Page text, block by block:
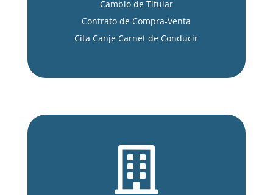
Cambio de Titular
Contrato de Compra-Venta
Cita Canje Carnet de Conducir
